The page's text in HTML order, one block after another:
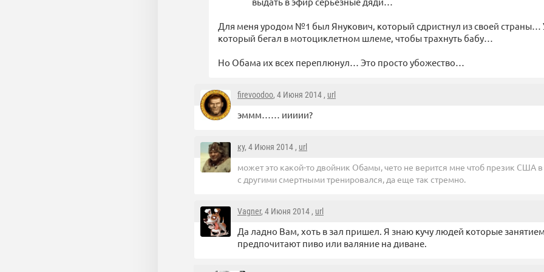
Для меня уродом №1 был Янукович, который сдристнул из своей
который бегал в мотоциклетном шлеме, чтобы трахнуть бабу…
Но Обама их всех переплюнул… Это просто убожество…
firevoodoo, 4 Июня 2014 , url
эммм…… иииии?
ку, 4 Июня 2014 , url
может это какой-то двойник Обамы, чето не верится мне чтоб презик США
с другими смертными тренировался, да еще так стремно.
Vagner, 4 Июня 2014 , url
Да ладно Вам, хоть в зал пришел. Я знаю кучу людей которые
предпочитают пиво или валяние на диване.